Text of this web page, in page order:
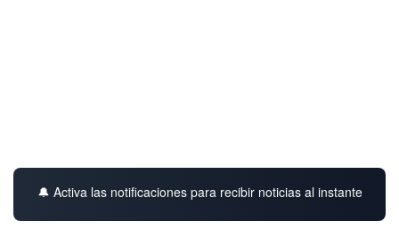
🔔 Activa las notificaciones para recibir noticias al instante